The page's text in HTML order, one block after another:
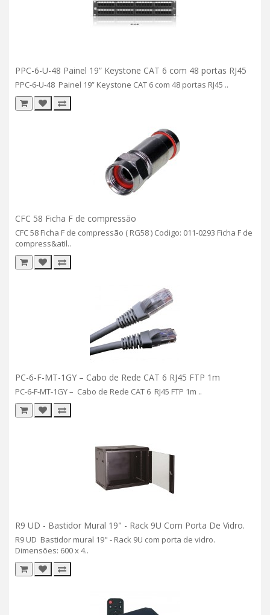
PPC-6-U-48 Painel 19” Keystone CAT 6 com 48 portas RJ45
PPC-6-U-48 Painel 19” Keystone CAT 6 com 48 portas RJ45 ..
CFC 58 Ficha F de compressão
CFC 58 Ficha F de compressão ( RG58 ) Codigo: 011-0293 Ficha F de
compress&atil..
PC-6-F-MT-1GY – Cabo de Rede CAT 6 RJ45 FTP 1m
PC-6-F-MT-1GY – Cabo de Rede CAT 6 RJ45 FTP 1m ..
R9 UD - Bastidor Mural 19" - Rack 9U Com Porta De Vidro.
R9 UD Bastidor mural 19" - Rack 9U com porta de vidro.
Dimensões: 600 x 4..